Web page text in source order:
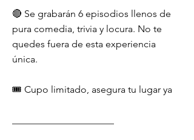
🔴 Se grabarán 6 episodios llenos de
pura comedia, trivia y locura. No te
quedes fuera de esta experiencia
única.
🎟️ Cupo limitado, asegura tu lugar ya